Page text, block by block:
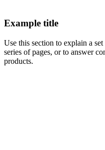
Example title
Use this section to explain a
series of pages, or to answer
products.